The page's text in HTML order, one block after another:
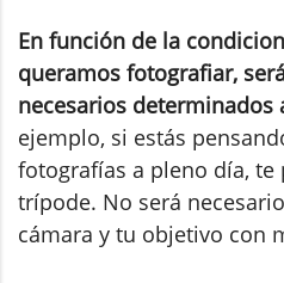
En función de la
queramos fotografiar,
necesarios determinados
ejemplo, si estás
fotografías a pleno día, te
trípode. No será
cámara y tu objetivo con